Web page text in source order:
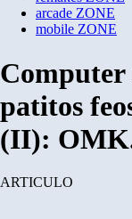
arcade ZONE
mobile ZONE
Computer
patitos
(II):
ARTICULO